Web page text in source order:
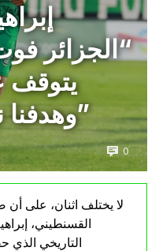
“الجزائر
يتوقف
وهدفنا نيل اللقب القاري”
0
لا يختلف اثنان، على
القسنطيني،
التاريخي الذي